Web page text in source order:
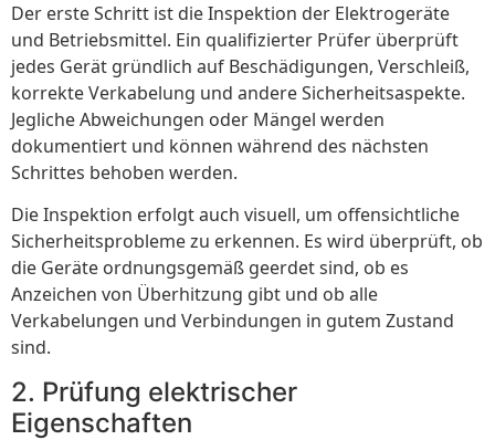
Der erste Schritt ist die Inspektion der Elektrogeräte
und Betriebsmittel. Ein qualifizierter Prüfer überprüft
jedes Gerät gründlich auf Beschädigungen, Verschleiß,
korrekte Verkabelung und andere Sicherheitsaspekte.
Jegliche Abweichungen oder Mängel werden
dokumentiert und können während des nächsten
Schrittes behoben werden.
Die Inspektion erfolgt auch visuell, um offensichtliche
Sicherheitsprobleme zu erkennen. Es wird überprüft, ob
die Geräte ordnungsgemäß geerdet sind, ob es
Anzeichen von Überhitzung gibt und ob alle
Verkabelungen und Verbindungen in gutem Zustand
sind.
2. Prüfung elektrischer
Eigenschaften